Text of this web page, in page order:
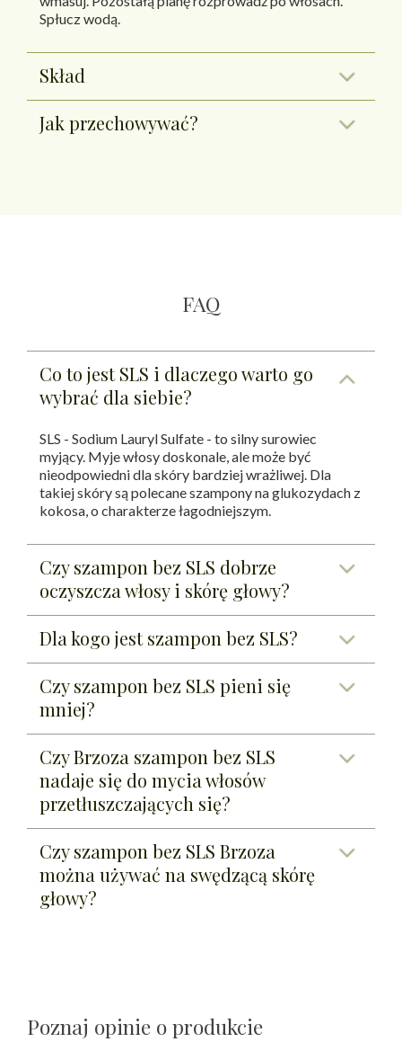
Spłucz wodą.
Skład
Jak przechowywać?
FAQ
Co to jest SLS i dlaczego warto go
wybrać dla siebie?
SLS - Sodium Lauryl Sulfate - to silny surowiec
myjący. Myje włosy doskonale, ale może być
nieodpowiedni dla skóry bardziej wrażliwej. Dla
takiej skóry są polecane szampony na glukozydach z
kokosa, o charakterze łagodniejszym.
Czy szampon bez SLS dobrze
oczyszcza włosy i skórę głowy?
Dla kogo jest szampon bez SLS?
Czy szampon bez SLS pieni się
mniej?
Czy Brzoza szampon bez SLS
nadaje się do mycia włosów
przetłuszczających się?
Czy szampon bez SLS Brzoza
można używać na swędzącą skórę
głowy?
Poznaj opinie o produkcie